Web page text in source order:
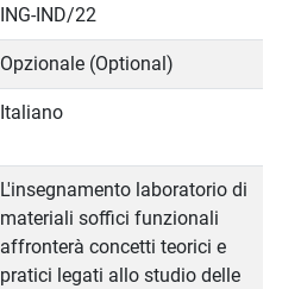
ING-IND/22
Opzionale (Optional)
Italiano
L'insegnamento laboratorio di
materiali soffici funzionali
affronterà concetti teorici e
pratici legati allo studio delle